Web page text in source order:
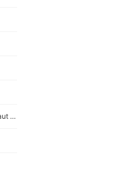
12/11-12/25 ビームス 北千住にて！b/beaut BEAMS HOLIDAY pop-up shop ❤︎